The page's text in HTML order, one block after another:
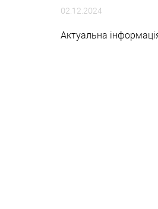
02.12.2024
Актуальна